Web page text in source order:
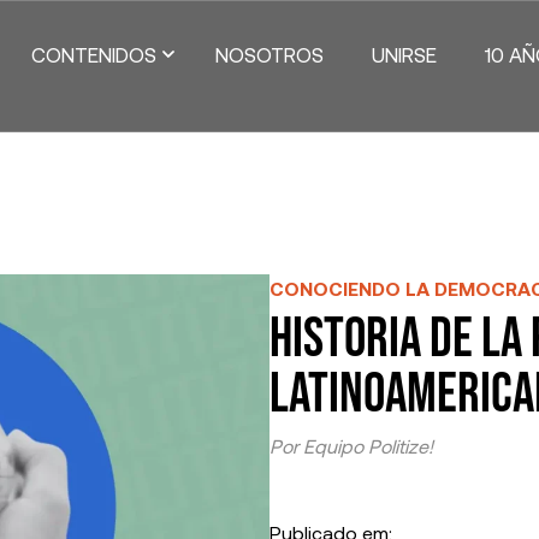
CONTENIDOS NOSOTROS UNIRSE 10
RECIENTE
CONOCIENDO LA
Historia de
Por Equipo Politize!
Publicado em: